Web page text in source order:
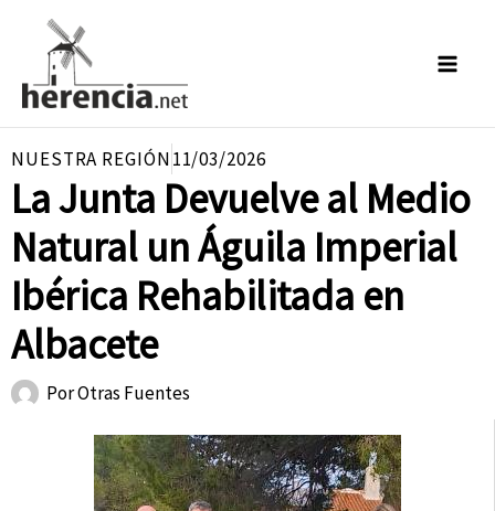
contenido
NUESTRA REGIÓN11/03/2026
La Junta Devuelve al Medio
Natural un Águila Imperial
Ibérica Rehabilitada en
Albacete
PorOtras Fuentes